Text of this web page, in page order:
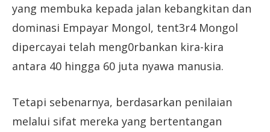
yang membuka kepada jalan kebangkitan dan
dominasi Empayar Mongol, tent3r4 Mongol
dipercayai telah meng0rbankan kira-kira
antara 40 hingga 60 juta nyawa manusia.
Tetapi sebenarnya, berdasarkan penilaian
melalui sifat mereka yang bertentangan